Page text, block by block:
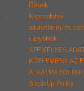
Rólunk
Kapcsolatok
adatvédelmi és
irányelvek
SZEMÉLYES
KÖZLEMÉNY AZ
SpeakUp Policy